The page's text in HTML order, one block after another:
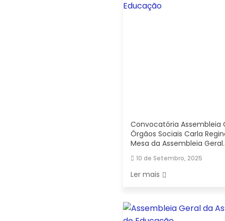
Convocatória Assembleia
Órgãos Sociais Carla
Mesa da Assembleia
10 de Setembro, 2025
Ler mais